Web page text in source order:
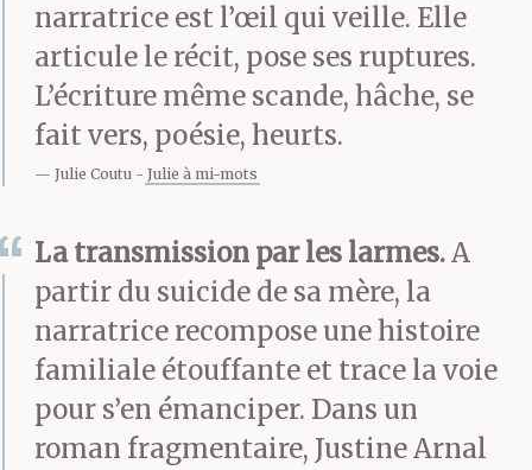
Éric Richard s’y connaît
en télé, il sait ce qu’il
faut regarder. Les
femmes de son foyer ne
cherchent pas à le
contredire. Par
lassitude, désintérêt,
résignation – un peu
tout cela à la fois – elles
narratrice est l’œil qui veille. Elle
articule le récit, pose ses ruptures.
L’écriture même scande, hâche, se
fait vers, poésie, heurts.
Julie Coutu Julie à mi-mots
La transmission par les larmes.A
partir du suicide de sa mère, la
narratrice recompose une histoire
familiale étouffante et trace la voie
pour s’en émanciper. Dans un
roman fragmentaire, Justine Arnal